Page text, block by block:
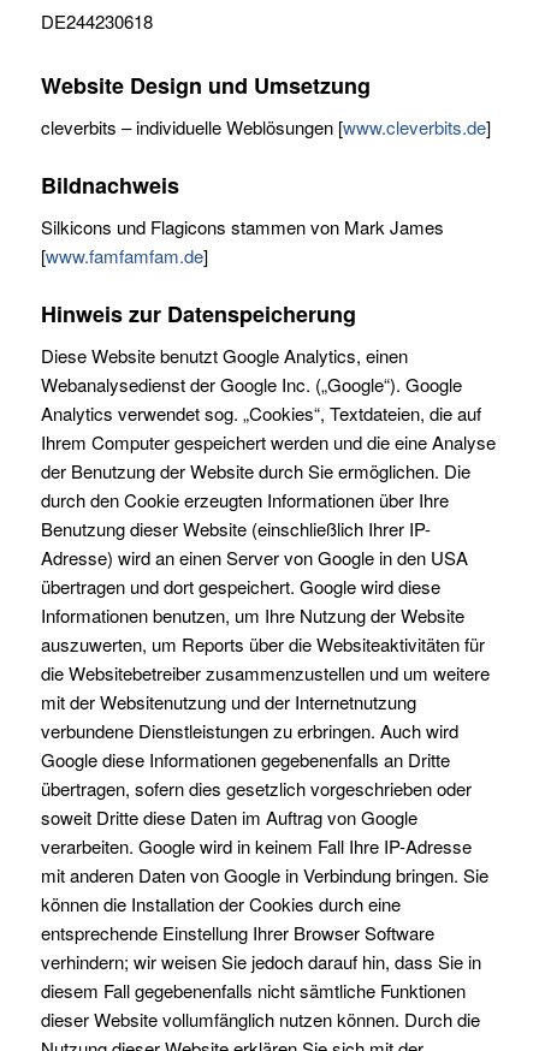
DE244230618
Website Design und Umsetzung
cleverbits – individuelle Weblösungen [www.cleverbits.de]
Bildnachweis
Silkicons und Flagicons stammen von Mark James
[www.famfamfam.de]
Hinweis zur Datenspeicherung
Diese Website benutzt Google Analytics, einen
Webanalysedienst der Google Inc. („Google“). Google
Analytics verwendet sog. „Cookies“, Textdateien, die auf
Ihrem Computer gespeichert werden und die eine Analyse
der Benutzung der Website durch Sie ermöglichen. Die
durch den Cookie erzeugten Informationen über Ihre
Benutzung dieser Website (einschließlich Ihrer IP-
Adresse) wird an einen Server von Google in den USA
übertragen und dort gespeichert. Google wird diese
Informationen benutzen, um Ihre Nutzung der Website
auszuwerten, um Reports über die Websiteaktivitäten für
die Websitebetreiber zusammenzustellen und um weitere
mit der Websitenutzung und der Internetnutzung
verbundene Dienstleistungen zu erbringen. Auch wird
Google diese Informationen gegebenenfalls an Dritte
übertragen, sofern dies gesetzlich vorgeschrieben oder
soweit Dritte diese Daten im Auftrag von Google
verarbeiten. Google wird in keinem Fall Ihre IP-Adresse
mit anderen Daten von Google in Verbindung bringen. Sie
können die Installation der Cookies durch eine
entsprechende Einstellung Ihrer Browser Software
verhindern; wir weisen Sie jedoch darauf hin, dass Sie in
diesem Fall gegebenenfalls nicht sämtliche Funktionen
dieser Website vollumfänglich nutzen können. Durch die